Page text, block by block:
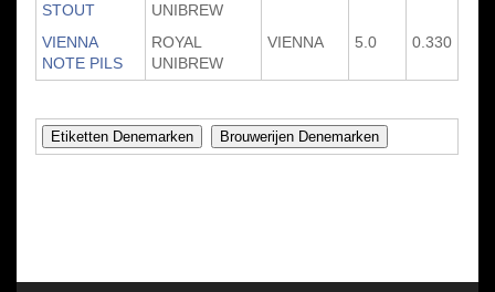
STOUT
UNIBREW
VIENNA
NOTE PILS
ROYAL
UNIBREW
VIENNA 5.0 0.330